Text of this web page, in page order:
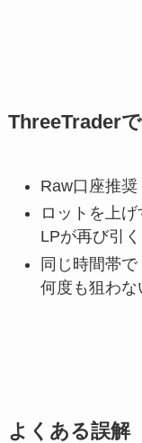
ThreeTraderで
Raw口座推奨
ロットを上げ
LPが再び引く
同じ時間帯で
何度も狙わな
よくある誤解